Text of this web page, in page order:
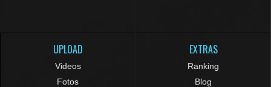
UPLOAD
Videos
Fotos
EXTRAS
Ranking
Blog